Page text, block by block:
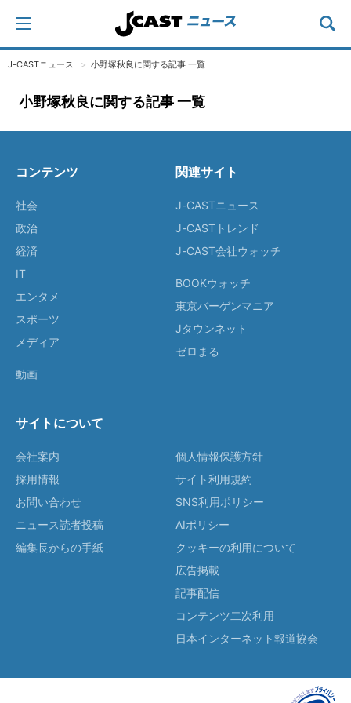
J-CASTニュース 小野塚秋良に関する記事 一覧
小野塚秋良に関する記事 一覧
コンテンツ
社会
政治
経済
IT
エンタメ
スポーツ
メディア
動画
関連サイト
J-CASTニュース
J-CASTトレンド
J-CAST会社ウォッチ
BOOKウォッチ
東京バーゲンマニア
Jタウンネット
ゼロまる
サイトについて
会社案内
採用情報
お問い合わせ
ニュース読者投稿
編集長からの手紙
個人情報保護方針
サイト利用規約
SNS利用ポリシー
AIポリシー
クッキーの利用について
広告掲載
記事配信
コンテンツ二次利用
日本インターネット報道協会